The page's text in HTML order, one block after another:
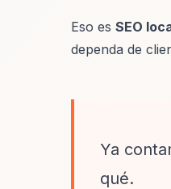
Eso es SEO
dependa de
Ya
qué.